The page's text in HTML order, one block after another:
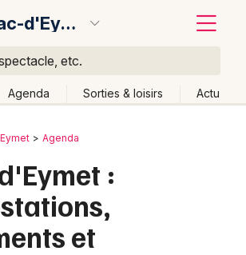
Razac-d'Eymet
etc.
Agenda Sorties & loisirs Actu
événement
Agenda
:
et
moi Changer de lieu
Ce week-end